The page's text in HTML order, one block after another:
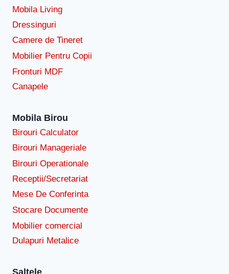
Mobila Living
Dressinguri
Camere de Tineret
Mobilier Pentru Copii
Fronturi MDF
Canapele
Mobila Birou
Birouri Calculator
Birouri Manageriale
Birouri Operationale
Receptii/Secretariat
Mese De Conferinta
Stocare Documente
Mobilier comercial
Dulapuri Metalice
Saltele